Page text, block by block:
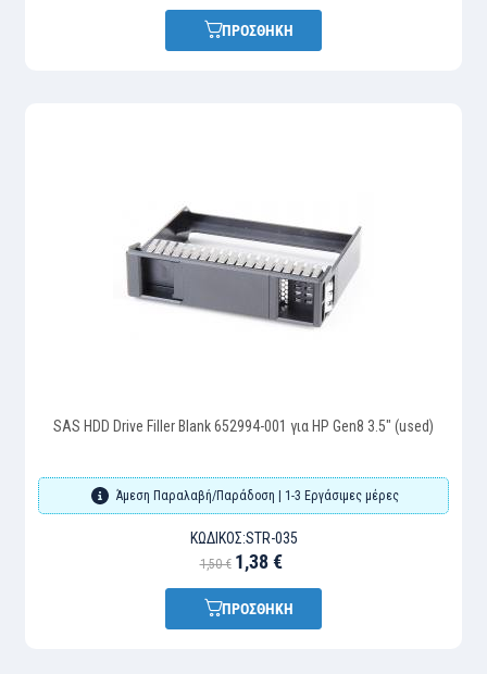
ΠΡΟΣΘΗΚΗ
SAS HDD Drive Filler Blank 652994-001 για HP Gen8 3.5" (used)
Άμεση Παραλαβή/Παράδοση | 1-3 Εργάσιμες μέρες
ΚΩΔΙΚΌΣ:STR-035
1,50 € 1,38 €
ΠΡΟΣΘΗΚΗ